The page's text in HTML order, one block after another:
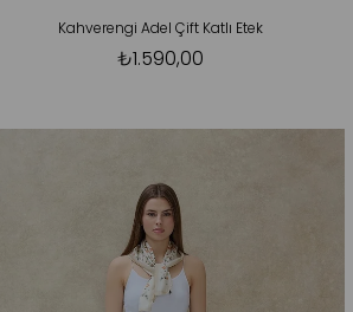
Kahverengi Adel Çift Katlı Etek
₺1.590,00